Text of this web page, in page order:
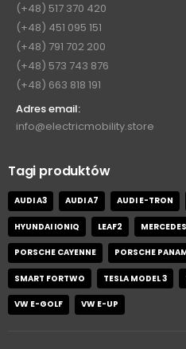
(+48) 517 370 420
(+48) 451 095 151
(+48) 791 702 200
(+48) 573 743 876
(+48) 663 818 191
Adres email:
info@electricmobility.store
Tagi produktów
AUDI A3 AUDI A7 AUDI E-TRON
HYUNDAI IONIQ LEAF2
PORSCHE CAYENNE PORSCHE
SMART FORTWO TESLA MODEL 3
VW E-GOLF VW E-UP